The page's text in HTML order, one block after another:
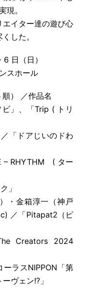
現。
イター達の遊び心
した。
日（日）
スホール
） ／作品名
」、「Trip ( トリ
「ドアじいのドわ
– RHYTHM ( ター
」
・金箱淳一（神戸
／「Pitapat2（ピ
Creators 2024
ーラスNIPPON「第
ヴェン!?」